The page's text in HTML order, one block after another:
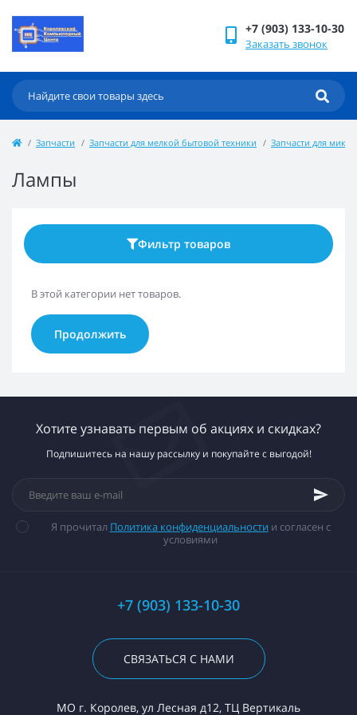
+7 (903) 133-10-30
Заказать звонок
Запчасти Запчасти для мелкой бытовой техники Запчасти для
Лампы
Фильтр товаров
В этой категории нет товаров.
Продолжить
Хотите узнавать первым об акциях и скидках?
Подпишитесь на нашу рассылку и покупайте с выгодой!
Я прочитал Политика конфиденциальности и согласен с
условиями
+7 (903) 133-10-30
СВЯЗАТЬСЯ С НАМИ
МО г. Королев, ул Лесная д12, ТЦ Вертикаль